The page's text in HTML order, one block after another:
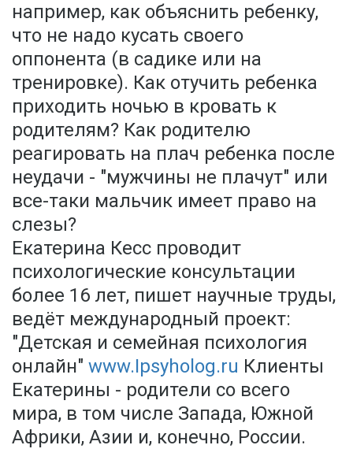
например, как объяснить ребенку,
что не надо кусать своего
оппонента (в садике или на
тренировке). Как отучить ребенка
приходить ночью в кровать к
родителям? Как родителю
реагировать на плач ребенка после
неудачи - "мужчины не плачут" или
все-таки мальчик имеет право на
слезы?
Екатерина Кесс проводит
психологические консультации
более 16 лет, пишет научные труды,
ведёт международный проект:
"Детская и семейная психология
онлайн" www.Ipsyholog.ru Клиенты
Екатерины - родители со всего
мира, в том числе Запада, Южной
Африки, Азии и, конечно, России.